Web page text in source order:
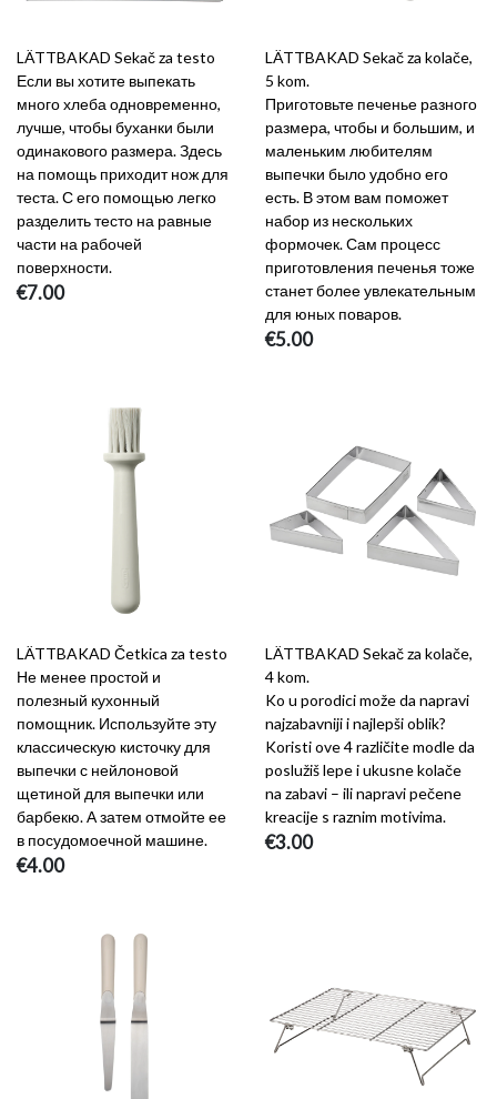
LÄTTBAKAD Sekač za testo
Если вы хотите выпекать
много хлеба одновременно,
лучше, чтобы буханки были
одинакового размера. Здесь
на помощь приходит нож для
теста. С его помощью легко
разделить тесто на равные
части на рабочей
поверхности.
€7.00
LÄTTBAKAD Sekač za kolače,
5 kom.
Приготовьте печенье разного
размера, чтобы и большим, и
маленьким любителям
выпечки было удобно его
есть. В этом вам поможет
набор из нескольких
формочек. Сам процесс
приготовления печенья тоже
станет более увлекательным
для юных поваров.
€5.00
LÄTTBAKAD Četkica za testo
Не менее простой и
полезный кухонный
помощник. Используйте эту
классическую кисточку для
выпечки с нейлоновой
щетиной для выпечки или
барбекю. А затем отмойте ее
в посудомоечной машине.
€4.00
LÄTTBAKAD Sekač za kolače,
4 kom.
Ko u porodici može da napravi
najzabavniji i najlepši oblik?
Koristi ove 4 različite modle da
poslužiš lepe i ukusne kolače
na zabavi – ili napravi pečene
kreacije s raznim motivima.
€3.00